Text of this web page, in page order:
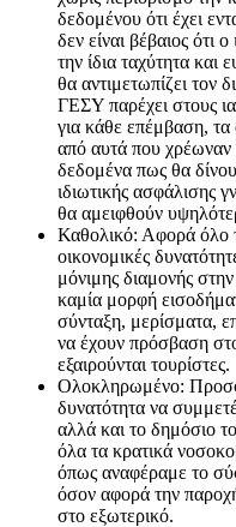
δεδομένου ότι έχει
δεν είναι βέβαιος ότι
την ίδια ταχύτητα και
θα αντιμετωπίζει τον
ΓΕΣΥ παρέχει στους
για κάθε επέμβαση, τα
από αυτά που χρέωναν
δεδομένα πως θα
ιδιωτικής ασφάλισης
θα αμειφθούν
Καθολικό: Αφορά όλο
οικονομικές
μόνιμης διαμονής
καμία μορφή
σύνταξη, μερίσματα,
να έχουν πρόσβαση
εξαιρούνται τουρίστες.
Ολοκληρωμένο:
δυνατότητα να
αλλά και το δημόσιο
όλα τα κρατικά
όπως αναφέραμε το
όσον αφορά την
στο εξωτερικό.